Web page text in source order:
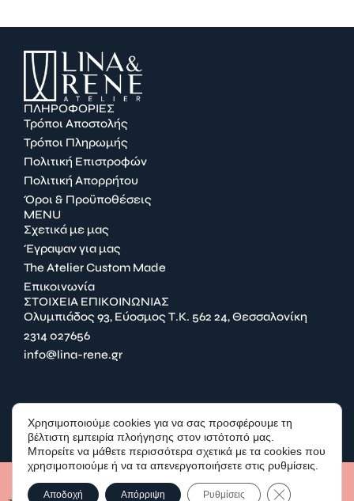
ΠΛΗΡΟΦΟΡΙΕΣ
Τρόποι Αποστολής
Τρόποι Πληρωμής
Πολιτική Επιστροφών
Πολιτική Απορρήτου
Όροι & Προϋποθέσεις
MENU
Σχετικά με μας
Έγραψαν για μας
The Atelier Custom Made
Επικοινωνία
ΣΤΟΙΧΕΙΑ ΕΠΙΚΟΙΝΩΝΙΑΣ
Ολυμπιάδος 93, Εύοσμος Τ.Κ. 562 24, Θεσσαλονίκη
2314 027656
info@lina-rene.gr
FACEBOOK
INSTAGRAM
© LINA & RENE - 2025 | Developed by Cactus
Χρησιμοποιούμε cookies για να σας προσφέρουμε τη
βέλτιστη εμπειρία πλοήγησης στον ιστότοπό μας.
Μπορείτε να μάθετε περισσότερα σχετικά με τα cookies που
χρησιμοποιούμε ή να τα απενεργοποιήσετε στις ρυθμίσεις.
Αποδοχή Απόρριψη Ρυθμίσεις Κλείσιμο του